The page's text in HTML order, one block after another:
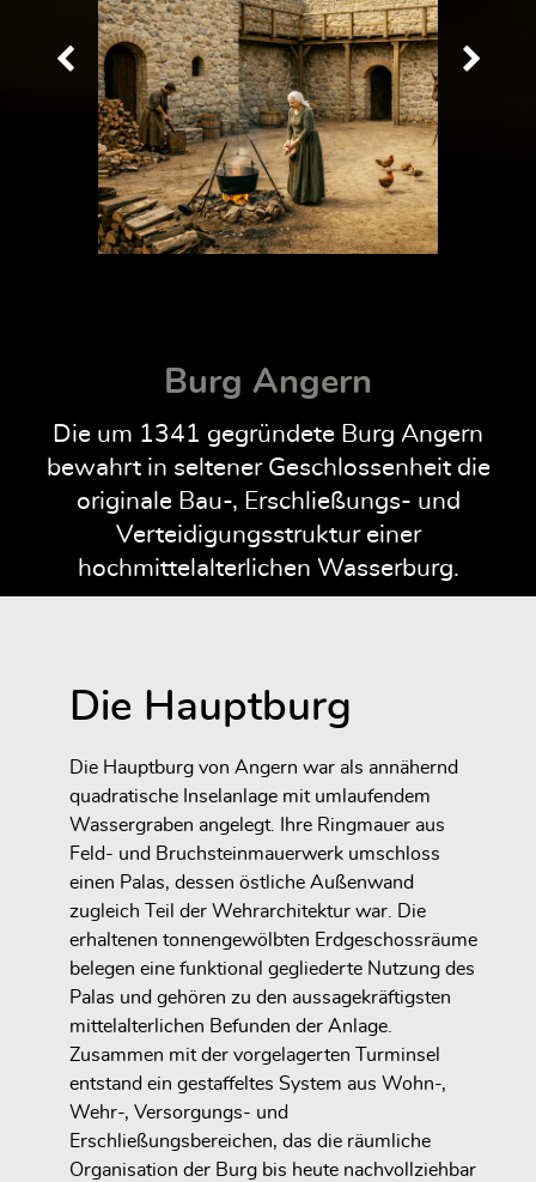
Burg Angern
Die um 1341 gegründete Burg Angern
bewahrt in seltener Geschlossenheit die
originale Bau-, Erschließungs- und
Verteidigungsstruktur einer
hochmittelalterlichen Wasserburg.
Die Hauptburg
Die Hauptburg von Angern war als annähernd
quadratische Inselanlage mit umlaufendem
Wassergraben angelegt. Ihre Ringmauer aus
Feld- und Bruchsteinmauerwerk umschloss
einen Palas, dessen östliche Außenwand
zugleich Teil der Wehrarchitektur war. Die
erhaltenen tonnengewölbten Erdgeschossräume
belegen eine funktional gegliederte Nutzung des
Palas und gehören zu den aussagekräftigsten
mittelalterlichen Befunden der Anlage.
Zusammen mit der vorgelagerten Turminsel
entstand ein gestaffeltes System aus Wohn-,
Wehr-, Versorgungs- und
Erschließungsbereichen, das die räumliche
Organisation der Burg bis heute nachvollziehbar